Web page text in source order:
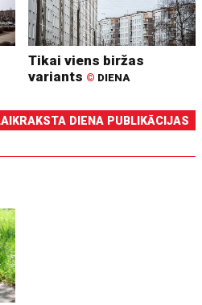
Tikai viens biržas
variants © DIENA
DIENA PUBLIKĀCIJAS